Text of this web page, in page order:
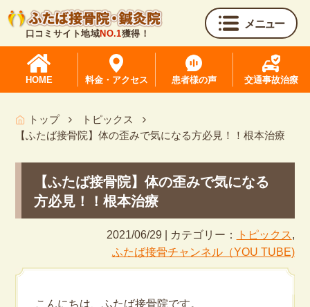
口コミサイト地域NO.1獲得！
メニュー
HOME 料金・アクセス 患者様の声 交通事故治療
トップ
トピックス
【ふたば接骨院】体の歪みで気になる方必見！！根本治療
【ふたば接骨院】体の歪みで気になる
方必見！！根本治療
2021/06/29 | カテゴリー： トピックス,
ふたば接骨チャンネル（YOU TUBE)
こんにちは、ふたば接骨院です。